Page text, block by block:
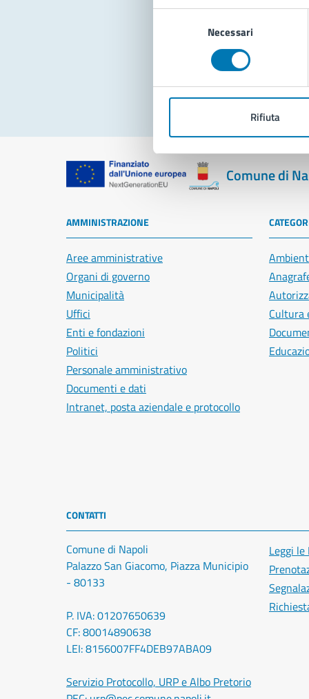
Necessari
Rifiuta
Comune di
AMMINISTRAZIONE
Aree amministrative
Organi di governo
Municipalità
Uffici
Enti e fondazioni
Politici
Personale amministrativo
Documenti e dati
Intranet, posta aziendale e protocollo
Cultura
CONTATTI
Comune di Napoli
Palazzo San Giacomo, Piazza Municipio
- 80133
P. IVA: 01207650639
CF: 80014890638
LEI: 8156007FF4DEB97ABA09
Servizio Protocollo, URP e Albo Pretorio
Leggi le